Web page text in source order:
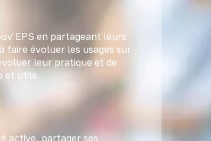
en partageant leurs
évoluer les usages sur
leur pratique et de
et utile.
active, partager ses